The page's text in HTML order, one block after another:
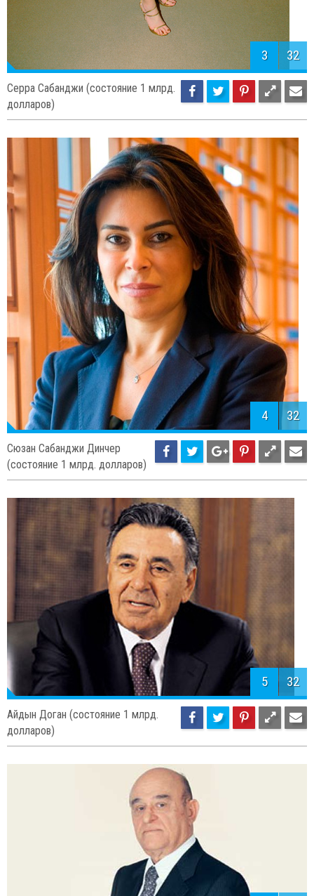
3 32
Серра Сабанджи (состояние 1 млрд.
долларов)
4 32
Сюзан Сабанджи Динчер
(состояние 1 млрд. долларов)
5 32
Айдын Доган (состояние 1 млрд.
долларов)